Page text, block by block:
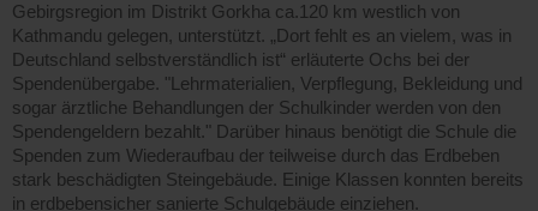
Gebirgsregion im Distrikt Gorkha ca.120 km westlich von
Kathmandu gelegen, unterstützt. „Dort fehlt es an vielem, was in
Deutschland selbstverständlich ist“ erläuterte Ochs bei der
Spendenübergabe. "Lehrmaterialien, Verpflegung, Bekleidung und
sogar ärztliche Behandlungen der Schulkinder werden von den
Spendengeldern bezahlt." Darüber hinaus benötigt die Schule die
Spenden zum Wiederaufbau der teilweise durch das Erdbeben
stark beschädigten Steingebäude. Einige Klassen konnten bereits
in erdbebensicher sanierte Schulgebäude einziehen.